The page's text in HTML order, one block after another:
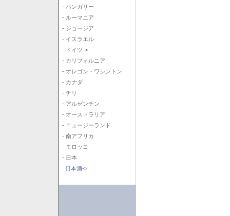
- ハンガリー
- ルーマニア
- ジョージア
- イスラエル
- ドイツ->
- カリフォルニア
- オレゴン・ワシントン
- カナダ
- チリ
- アルゼンチン
- オーストラリア
- ニュージーランド
- 南アフリカ
- モロッコ
- 日本
日本酒->